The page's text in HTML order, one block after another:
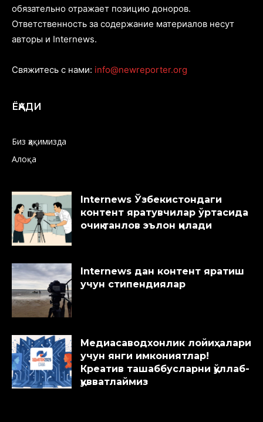
обязательно отражает позицию доноров.
Ответственность за содержание материалов несут
авторы и Internews.
Свяжитесь с нами: info@newreporter.org
ЁҚАДИ
Биз ҳақимизда
Алоқа
Internews Ўзбекистондаги
контент яратувчилар ўртасида
очиқ танлов эълон қилади
Internews дан контент яратиш
учун стипендиялар
Медиасаводхонлик лойиҳалари
учун янги имкониятлар!
Креатив ташаббусларни қўллаб-
қувватлаймиз